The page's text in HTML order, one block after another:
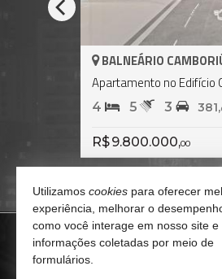
CAMBORIÚ -CENTRO
no Edifício One Tower
381, 0 194, 0
Utilizamos cookies para oferecer
experiência, melhorar o
como você interage em nosso site e
informações coletadas por meio de
formulários.